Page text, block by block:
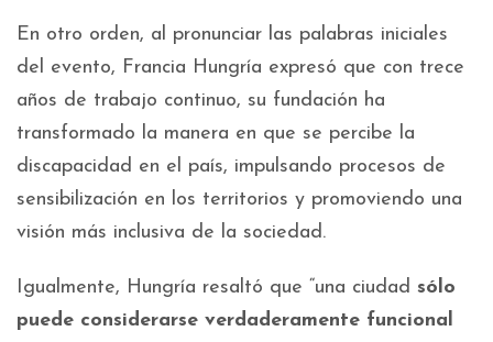
En otro orden, al pronunciar las palabras iniciales
del evento, Francia Hungría expresó que con trece
años de trabajo continuo, su fundación ha
transformado la manera en que se percibe la
discapacidad en el país, impulsando procesos de
sensibilización en los territorios y promoviendo una
visión más inclusiva de la sociedad.
Igualmente, Hungría resaltó que “una ciudad sólo
puede considerarse verdaderamente funcional